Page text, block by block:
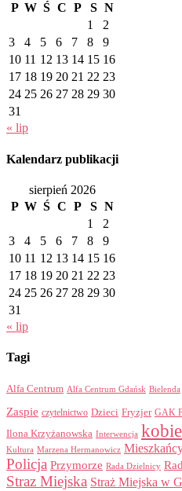
P W Ś C P S N
1
2
3
4 5 6 7 8
9
10 11 12 13 14 15 16
17 18 19 20 21 22 23
24 25 26 27 28 29 30
31
« lip
Kalendarz publikacji
sierpień 2026
P W Ś C P S N
1
2
3
4 5 6 7 8
9
10 11 12 13 14 15 16
17 18 19 20 21 22 23
24 25 26 27 28 29 30
31
« lip
Tagi
Alfa Centrum Alfa Centrum Gdańsk Bielenda
Zaspie czytelnictwo Dzieci Fryzjer GAK
Ilona Krzyżanowska Interwencja
Kultura Marzena Hermanowicz
Policja Przymorze Rada Dzielnicy
Straz Miejska Straż Miejska w